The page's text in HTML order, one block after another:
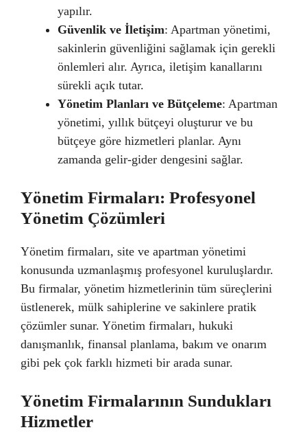
yapılır.
Güvenlik ve İletişim: Apartman yönetimi,
sakinlerin güvenliğini sağlamak için gerekli
önlemleri alır. Ayrıca, iletişim kanallarını
sürekli açık tutar.
Yönetim Planları ve Bütçeleme: Apartman
yönetimi, yıllık bütçeyi oluşturur ve bu
bütçeye göre hizmetleri planlar. Aynı
zamanda gelir-gider dengesini sağlar.
Yönetim Firmaları: Profesyonel
Yönetim Çözümleri
Yönetim firmaları, site ve apartman yönetimi
konusunda uzmanlaşmış profesyonel kuruluşlardır.
Bu firmalar, yönetim hizmetlerinin tüm süreçlerini
üstlenerek, mülk sahiplerine ve sakinlere pratik
çözümler sunar. Yönetim firmaları, hukuki
danışmanlık, finansal planlama, bakım ve onarım
gibi pek çok farklı hizmeti bir arada sunar.
Yönetim Firmalarının Sundukları
Hizmetler